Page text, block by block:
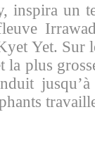
inspira un
Yet. Sur
la plus